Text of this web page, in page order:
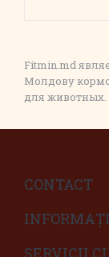
Fitmin.md
Молдову
для животных.
CONTACT